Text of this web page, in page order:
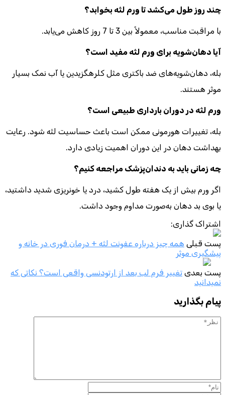
چند روز طول می‌کشد تا ورم لثه بخوابد؟
با مراقبت مناسب، معمولاً بین 3 تا 7 روز کاهش می‌یابد.
آیا دهان‌شویه برای ورم لثه مفید است؟
بله، دهان‌شویه‌های ضد باکتری مثل کلرهگزیدین یا آب نمک بسیار
موثر هستند.
ورم لثه در دوران بارداری طبیعی است؟
بله، تغییرات هورمونی ممکن است باعث حساسیت لثه شود. رعایت
بهداشت دهان در این دوران اهمیت زیادی دارد.
چه زمانی باید به دندان‌پزشک مراجعه کنیم؟
اگر ورم بیش از یک هفته طول کشید، درد یا خونریزی شدید داشتید،
یا بوی بد دهان به‌صورت مداوم وجود داشت.
اشتراک گذاری:
پست قبلی همه چیز درباره عفونت لثه + درمان فوری در خانه و
پیشگیری موثر
پست بعدی تغییر فرم لب بعد از ارتودنسی واقعی است؟ نکاتی که
نمیدانید
پیام بگذارید